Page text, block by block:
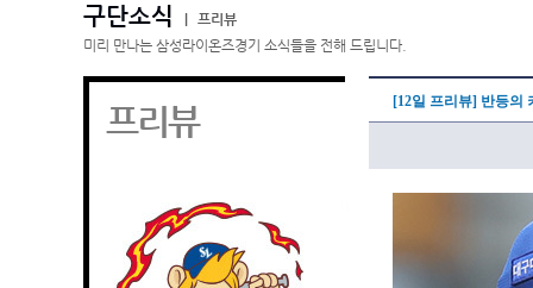
구단소식
프리뷰
미리 만나는 삼성라이온즈경기 소식들을 전해 드립니다.
프리뷰 [12일 프리뷰] 반등